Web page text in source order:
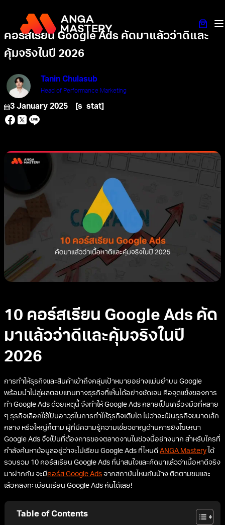
คอร์สเรียน Google Ads คัดมาแล้วว่าดีและ
คุ้มจริงในปี 2026
Tanin Chulasub
Head of Performance Marketing
3 January 2025 [s_stat]
10 คอร์สเรียน Google Ads คัด
มาแล้วว่าดีและคุ้มจริงในปี
2026
การทำให้ธุรกิจและสินค้าเข้าถึงกลุ่มเป้าหมายอย่างแม่นยำบน Google
พร้อมนำไปสู่ผลตอบแทนทางธุรกิจที่เห็นได้อย่างชัดเจน คือจุดแข็งของการ
ทำ Google Ads ด้วยเหตุนี้ จึงทำให้ Google Ads กลายเป็นเครื่องมือที่หลาย
ๆ ธุรกิจเลือกใช้เป็นอาวุธในการทำให้ธุรกิจเติบโต ไม่ว่าจะเป็นธุรกิจขนาดเล็ก
กลาง หรือใหญ่ก็ตาม ผู้ที่มีความรู้ความเชี่ยวชาญด้านการยิงโฆษณา
Google Ads จึงเป็นที่ต้องการของตลาดงานในช่วงนี้อย่างมาก สำหรับใครที่
กำลังค้นหาข้อมูลอยู่ว่าจะไปเรียน Google Ads ที่ไหนดี ANGA Mastery ได้
รวบรวม 10 คอร์สเรียน Google Ads ที่น่าสนใจและคัดมาแล้วว่าเนื้อหาดีจริง
มาฝากกัน จะมีคอร์ส Google Ads จากสถาบันไหนกันบ้าง ติดตามชมและ
เลือกลงทะเบียนเรียน Google Ads กันได้เลย!
Table of Contents